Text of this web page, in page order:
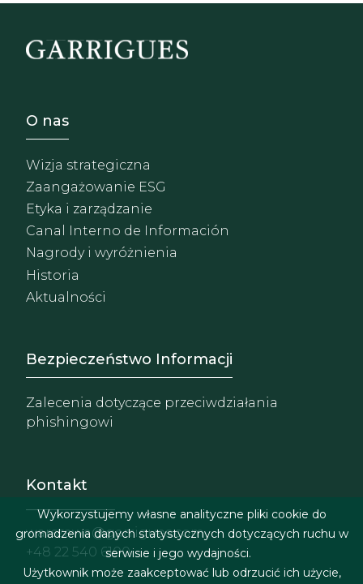
Footer - Sobre Nosotros
O nas
Wizja strategiczna
Zaangażowanie ESG
Etyka i zarządzanie
Canal Interno de Información
Nagrody i wyróżnienia
Historia
Aktualności
Footer - Extranet y
Bezpieczeństwo Informacji
Zalecenia dotyczące przeciwdziałania
phishingowi
Kontakt
warszawa@garrigues.com
+48 22 540 6100
Wykorzystujemy własne analityczne pliki cookie do
gromadzenia danych statystycznych dotyczących ruchu w
serwisie i jego wydajności.
Użytkownik może zaakceptować lub odrzucić ich użycie,